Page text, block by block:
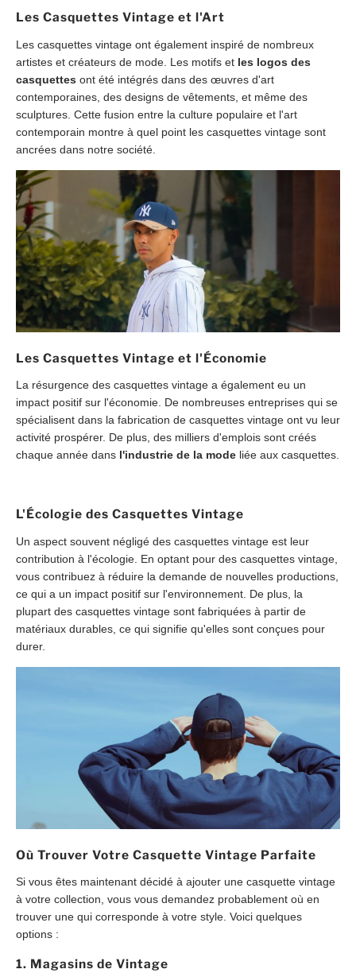
Les Casquettes Vintage et l'Art
Les casquettes vintage ont également inspiré de nombreux
artistes et créateurs de mode. Les motifs et les logos des
casquettes ont été intégrés dans des œuvres d'art
contemporaines, des designs de vêtements, et même des
sculptures. Cette fusion entre la culture populaire et l'art
contemporain montre à quel point les casquettes vintage sont
ancrées dans notre société.
Les Casquettes Vintage et l'Économie
La résurgence des casquettes vintage a également eu un
impact positif sur l'économie. De nombreuses entreprises qui se
spécialisent dans la fabrication de casquettes vintage ont vu leur
activité prospérer. De plus, des milliers d'emplois sont créés
chaque année dans l'industrie de la mode liée aux casquettes.
L'Écologie des Casquettes Vintage
Un aspect souvent négligé des casquettes vintage est leur
contribution à l'écologie. En optant pour des casquettes vintage,
vous contribuez à réduire la demande de nouvelles productions,
ce qui a un impact positif sur l'environnement. De plus, la
plupart des casquettes vintage sont fabriquées à partir de
matériaux durables, ce qui signifie qu'elles sont conçues pour
durer.
Où Trouver Votre Casquette Vintage Parfaite
Si vous êtes maintenant décidé à ajouter une casquette vintage
à votre collection, vous vous demandez probablement où en
trouver une qui corresponde à votre style. Voici quelques
options :
1. Magasins de Vintage